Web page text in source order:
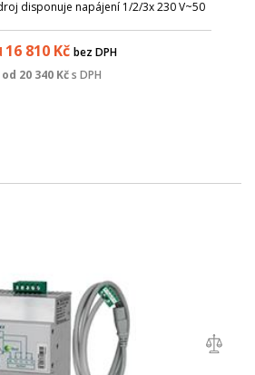
disponuje napájení 1/2/3x 230 V~50
16 810 Kč bez DPH
od 20 340 Kčs DPH